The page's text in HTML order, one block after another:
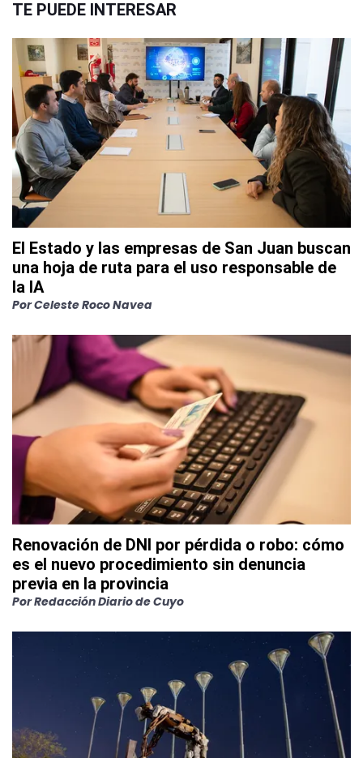
TE PUEDE INTERESAR
El Estado y las empresas de San Juan buscan
una hoja de ruta para el uso responsable de
la IA
PorCeleste Roco Navea
Renovación de DNI por pérdida o robo: cómo
es el nuevo procedimiento sin denuncia
previa en la provincia
PorRedacción Diario de Cuyo